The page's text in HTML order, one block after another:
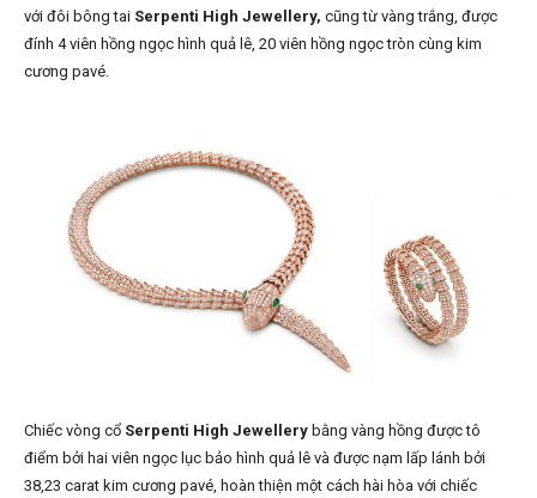
với đôi bông tai Serpenti High Jewellery, cũng từ vàng trắng, được
đính 4 viên hồng ngọc hình quả lê, 20 viên hồng ngọc tròn cùng kim
cương pavé.
Chiếc vòng cổ Serpenti High Jewellery bằng vàng hồng được tô
điểm bởi hai viên ngọc lục bảo hình quả lê và được nạm lấp lánh bởi
38,23 carat kim cương pavé, hoàn thiện một cách hài hòa với chiếc